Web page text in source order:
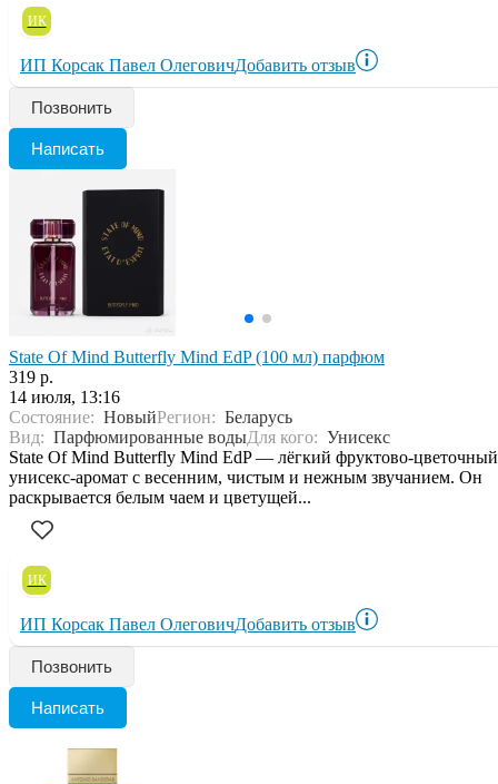
ИК
ИП Корсак Павел ОлеговичДобавить отзыв
Позвонить
Написать
State Of Mind Butterfly Mind EdP (100 мл) парфюм
319 р.
14 июля, 13:16
Состояние: НовыйРегион: Беларусь
Вид: Парфюмированные водыДля кого: Унисекс
State Of Mind Butterfly Mind EdP — лёгкий фруктово-цветочный
унисекс-аромат с весенним, чистым и нежным звучанием. Он
раскрывается белым чаем и цветущей...
ИК
ИП Корсак Павел ОлеговичДобавить отзыв
Позвонить
Написать